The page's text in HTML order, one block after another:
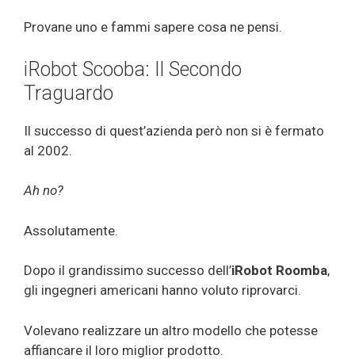
Provane uno e fammi sapere cosa ne pensi.
iRobot Scooba: Il Secondo
Traguardo
Il successo di quest’azienda però non si è fermato
al 2002.
Ah no?
Assolutamente.
Dopo il grandissimo successo dell’iRobot Roomba,
gli ingegneri americani hanno voluto riprovarci.
Volevano realizzare un altro modello che potesse
affiancare il loro miglior prodotto.